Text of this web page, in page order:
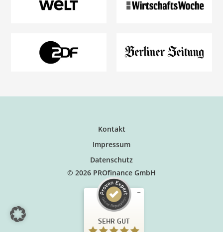
Kontakt
Impressum
Datenschutz
© 2026 PROfinance GmbH
SEHR GUT